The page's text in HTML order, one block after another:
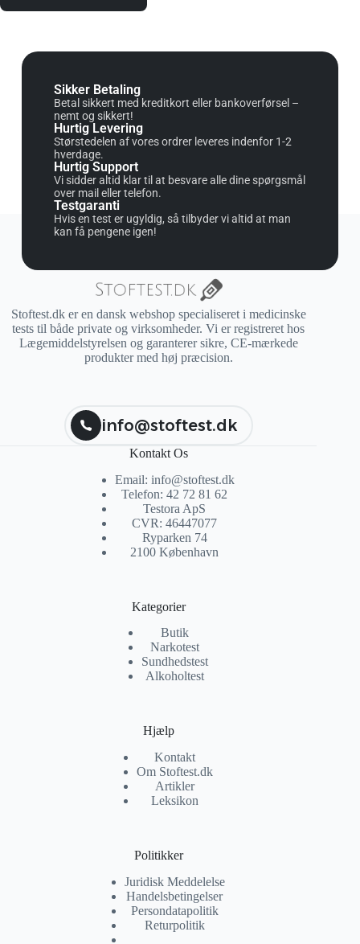
Sikker Betaling
Betal sikkert med kreditkort eller bankoverførsel –
nemt og sikkert!
Hurtig Levering
Størstedelen af vores ordrer leveres indenfor 1-2
hverdage.
Hurtig Support
Vi sidder altid klar til at besvare alle dine spørgsmål
over mail eller telefon.
Testgaranti
Hvis en test er ugyldig, så tilbyder vi altid at man
kan få pengene igen!
Stoftest.dk er en dansk webshop specialiseret i medicinske
tests til både private og virksomheder. Vi er registreret hos
Lægemiddelstyrelsen og garanterer sikre, CE-mærkede
produkter med høj præcision.
info@stoftest.dk
Kontakt Os
Email: info@stoftest.dk
Telefon: 42 72 81 62
Testora ApS
CVR: 46447077
Ryparken 74
2100 København
Kategorier
Butik
Narkotest
Sundhedstest
Alkoholtest
Hjælp
Kontakt
Om Stoftest.dk
Artikler
Leksikon
Politikker
Juridisk Meddelelse
Handelsbetingelser
Persondatapolitik
Returpolitik